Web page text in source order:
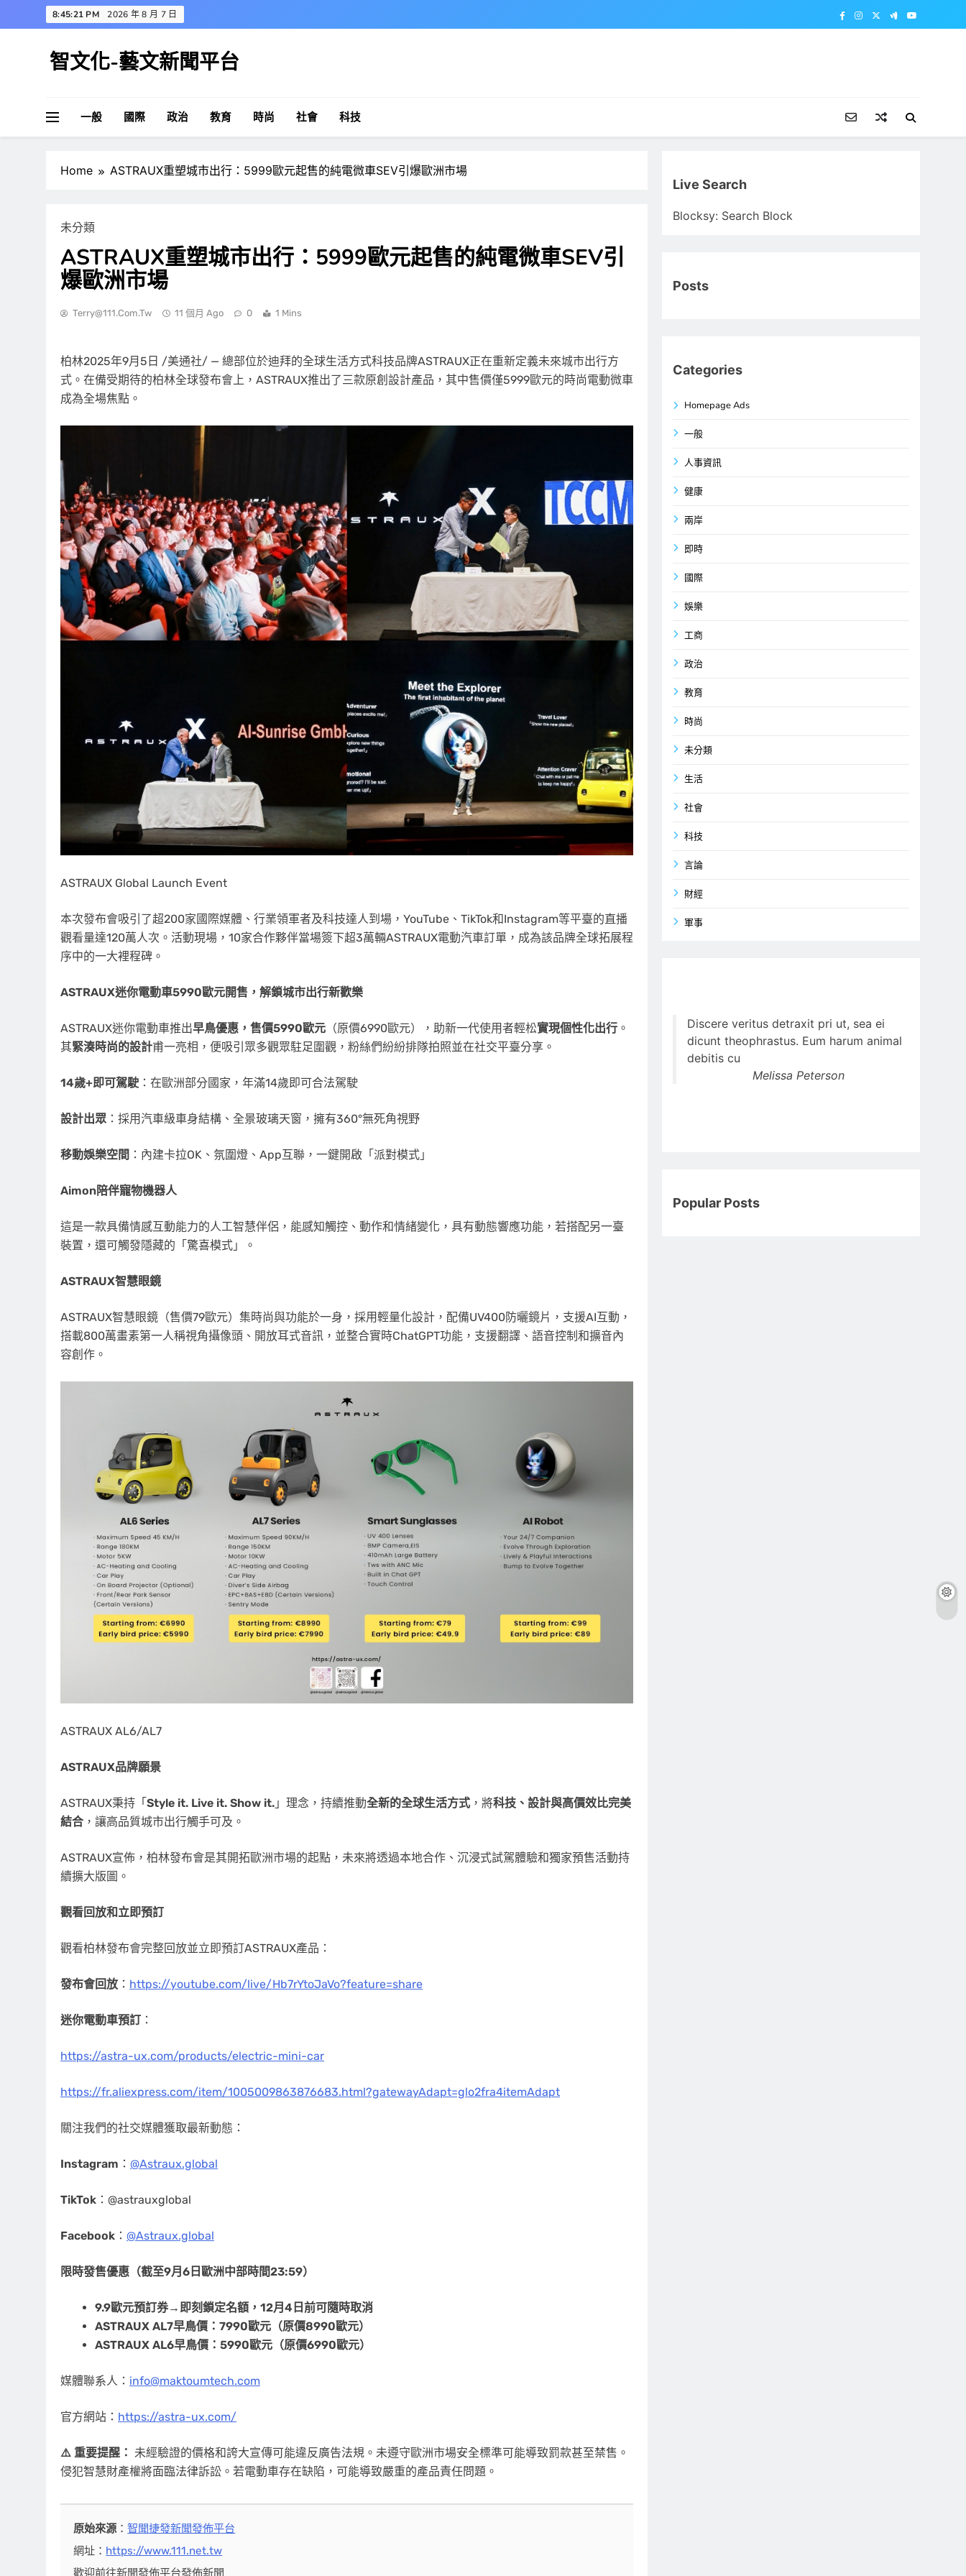
to
8:45:22 PM 2026 年 8 月 7 日
智文化-藝文新聞平台
一般 國際 政治 教育 時尚 社會 科技
Home ASTRAUX重塑城市出行：5999歐元起售的純電微車SEV引爆歐洲市場
未分類
ASTRAUX重塑城市出行：5999歐元起售的純電微車SEV引
爆歐洲市場
Terry@111.com.tw 11 個月 Ago 0 1 Mins
柏林2025年9月5日 /美通社/ — 總部位於迪拜的全球生活方式科技品牌ASTRAUX正在重新定義未來城市出行方
式。在備受期待的柏林全球發布會上，ASTRAUX推出了三款原創設計產品，其中售價僅5999歐元的時尚電動微車
成為全場焦點。
ASTRAUX Global Launch Event
本次發布會吸引了超200家國際媒體、行業領軍者及科技達人到場，YouTube、TikTok和Instagram等平臺的直播
觀看量達120萬人次。活動現場，10家合作夥伴當場簽下超3萬輛ASTRAUX電動汽車訂單，成為該品牌全球拓展程
序中的一大裡程碑。
ASTRAUX迷你電動車5990歐元開售，解鎖城市出行新歡樂
ASTRAUX迷你電動車推出早鳥優惠，售價5990歐元 （原價6990歐元），助新一代使用者輕松實現個性化出行 。
其緊湊時尚的設計甫一亮相，便吸引眾多觀眾駐足圍觀，粉絲們紛紛排隊拍照並在社交平臺分享。
14歲+即可駕駛 ：在歐洲部分國家，年滿14歲即可合法駕駛
設計出眾 ：採用汽車級車身結構、全景玻璃天窗，擁有360°無死角視野
移動娛樂空間 ：內建卡拉OK、氛圍燈、App互聯，一鍵開啟「派對模式」
Aimon陪伴寵物機器人
這是一款具備情感互動能力的人工智慧伴侶，能感知觸控、動作和情緒變化，具有動態響應功能，若搭配另一臺
裝置，還可觸發隱藏的「驚喜模式」。
ASTRAUX智慧眼鏡
ASTRAUX智慧眼鏡（售價79歐元）集時尚與功能於一身，採用輕量化設計，配備UV400防曬鏡片，支援AI互動，
搭載800萬畫素第一人稱視角攝像頭、開放耳式音訊，並整合實時ChatGPT功能，支援翻譯、語音控制和擴音內
容創作。
ASTRAUX AL6/AL7
ASTRAUX品牌願景
ASTRAUX秉持「 Style it. Live it. Show it. 」理念，持續推動全新的全球生活方式 ，將科技、設計與高價效比完美
結合 ，讓高品質城市出行觸手可及。
ASTRAUX宣佈，柏林發布會是其開拓歐洲市場的起點，未來將透過本地合作、沉浸式試駕體驗和獨家預售活動持
續擴大版圖。
觀看回放和立即預訂
觀看柏林發布會完整回放並立即預訂ASTRAUX產品：
發布會回放 ： https://youtube.com/live/Hb7rYtoJaVo?feature=share
迷你電動車預訂 ：
https://astra-ux.com/products/electric-mini-car
https://fr.aliexpress.com/item/1005009863876683.html?gatewayAdapt=glo2fra4itemAdapt
關注我們的社交媒體獲取最新動態：
Instagram ： @Astraux.global
TikTok ：@astrauxglobal
Facebook ： @Astraux.global
限時發售優惠（截至9月6日歐洲中部時間23:59）
9.9歐元預訂券→即刻鎖定名額，12月4日前可隨時取消
ASTRAUX AL7早鳥價：7990歐元（原價8990歐元）
ASTRAUX AL6早鳥價：5990歐元（原價6990歐元）
媒體聯系人： info@maktoumtech.com
官方網站： https://astra-ux.com/
⚠️ 重要提醒： 未經驗證的價格和誇大宣傳可能違反廣告法規。未遵守歐洲市場安全標準可能導致罰款甚至禁售。
侵犯智慧財產權將面臨法律訴訟。若電動車存在缺陷，可能導致嚴重的產品責任問題。
原始來源 ：智聞捷發新聞發佈平台
網址： https://www.111.net.tw
歡迎前往新聞發佈平台發佈新聞
Live Search
Blocksy: Search Block
Posts
Categories
Homepage Ads
一般
人事資訊
健康
兩岸
即時
國際
娛樂
工商
政治
教育
時尚
未分類
生活
社會
科技
言論
財經
軍事
Discere veritus detraxit pri ut, sea ei
dicunt theophrastus. Eum harum animal
debitis cu
Melissa Peterson
Popular Posts